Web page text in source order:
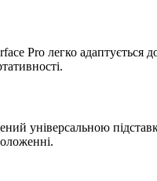
Pro легко
універсальною